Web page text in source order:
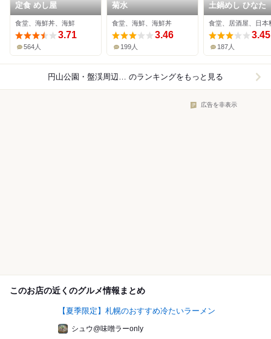
定食 めし屋
食堂、海鮮丼、海鮮
3.71
564人
菊水
食堂、海鮮、海鮮丼
3.46
199人
土鍋めし ひなた
食堂、居酒屋、日本
3.45
187人
円山公園・盤渓周辺×食堂 のランキングをもっと見る
広告を非表示
このお店の近くのグルメ情報まとめ
【夏季限定】札幌のおすすめ冷たいラーメン
シュウ@味噌ラーonly